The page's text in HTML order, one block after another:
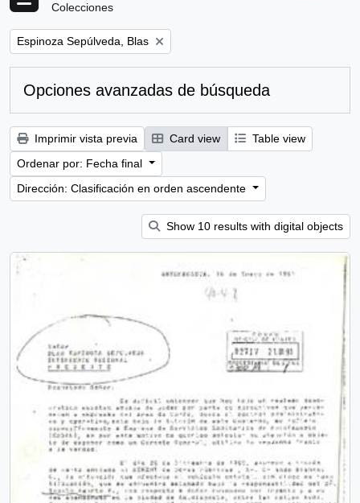
Colecciones
Remove filter:
Espinoza Sepúlveda, Blas
Opciones avanzadas de búsqueda
Imprimir vista previa Card view
Table view
Ordenar por: Fecha final
Dirección: Clasificación en orden ascendente
Show 10 results with digital objects